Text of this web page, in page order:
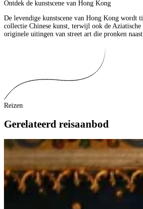
Ontdek de kunstscene van Hong Kong
De levendige kunstscene van Hong Kong wordt
collectie Chinese kunst, terwijl ook de
originele uitingen van street art die pronken
Reizen
Gerelateerd reisaanbod